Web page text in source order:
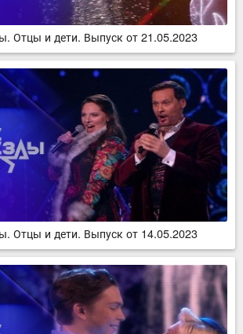
Отцы и дети. Выпуск от 21.05.2023
Отцы и дети. Выпуск от 14.05.2023